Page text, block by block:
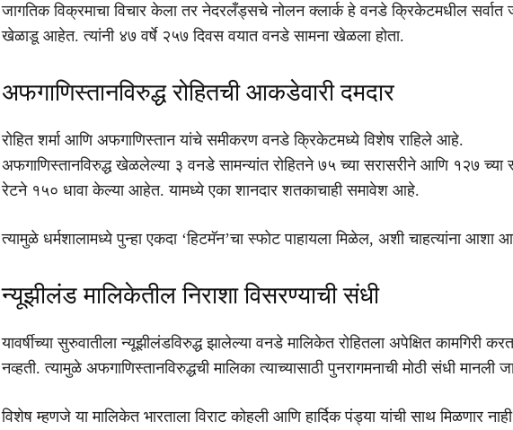
जागतिक विक्रमाचा विचार केला तर नेदरलँड्सचे नोलन क्लार्क हे वनडे क्रिकेटमधील सर्वात
खेळाडू आहेत. त्यांनी ४७ वर्षे २५७ दिवस वयात वनडे सामना खेळला होता.
अफगाणिस्तानविरुद्ध रोहितची आकडेवारी दमदार
रोहित शर्मा आणि अफगाणिस्तान यांचे समीकरण वनडे क्रिकेटमध्ये विशेष राहिले आहे.
अफगाणिस्तानविरुद्ध खेळलेल्या ३ वनडे सामन्यांत रोहितने ७५ च्या सरासरीने आणि १२७ च्या
रेटने १५० धावा केल्या आहेत. यामध्ये एका शानदार शतकाचाही समावेश आहे.
त्यामुळे धर्मशालामध्ये पुन्हा एकदा ‘हिटमॅन’चा स्फोट पाहायला मिळेल, अशी चाहत्यांना आशा
न्यूझीलंड मालिकेतील निराशा विसरण्याची संधी
यावर्षीच्या सुरुवातीला न्यूझीलंडविरुद्ध झालेल्या वनडे मालिकेत रोहितला अपेक्षित कामगिरी
नव्हती. त्यामुळे अफगाणिस्तानविरुद्धची मालिका त्याच्यासाठी पुनरागमनाची मोठी संधी मानली
विशेष म्हणजे या मालिकेत भारताला विराट कोहली आणि हार्दिक पंड्या यांची साथ मिळणार